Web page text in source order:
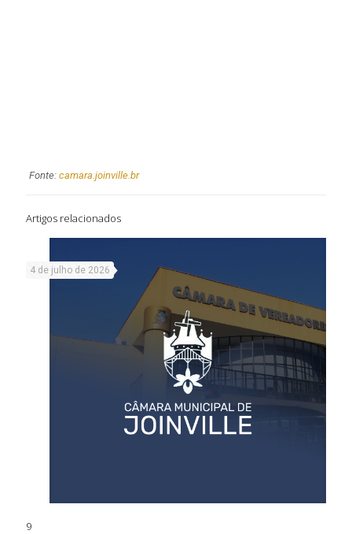
Fonte: camara.joinville.br
Artigos relacionados
4 de julho de 2026
9